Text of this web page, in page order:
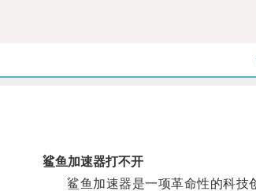
鲨鱼加速器打不开
鲨鱼加速器是一项革命性的科技